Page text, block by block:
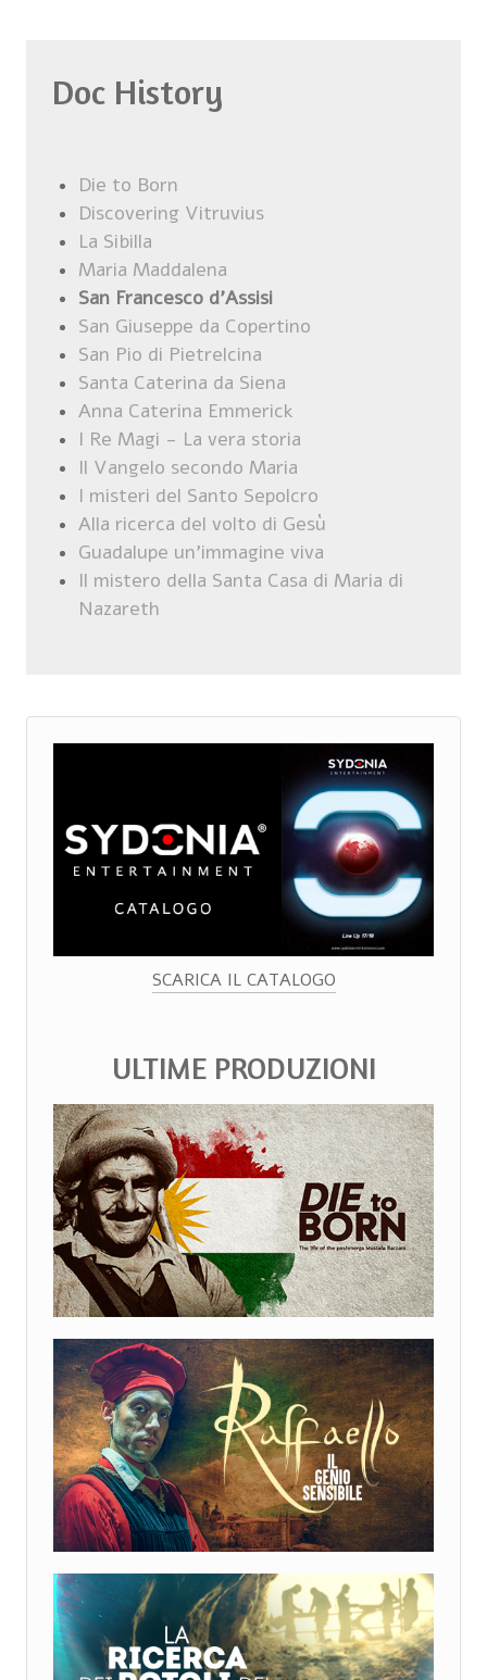
Doc History
Die to Born
Discovering Vitruvius
La Sibilla
Maria Maddalena
San Francesco d'Assisi
San Giuseppe da Copertino
San Pio di Pietrelcina
Santa Caterina da Siena
Anna Caterina Emmerick
I Re Magi - La vera storia
Il Vangelo secondo Maria
I misteri del Santo Sepolcro
Alla ricerca del volto di Gesù
Guadalupe un'immagine viva
Il mistero della Santa Casa di Maria di
Nazareth
SCARICA IL CATALOGO
ULTIME PRODUZIONI